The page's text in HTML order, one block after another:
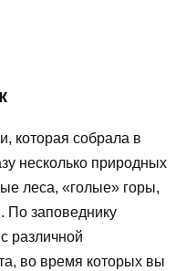
которая собрала в
несколько природных
леса, «голые» горы,
По заповеднику
различной
во время которых вы